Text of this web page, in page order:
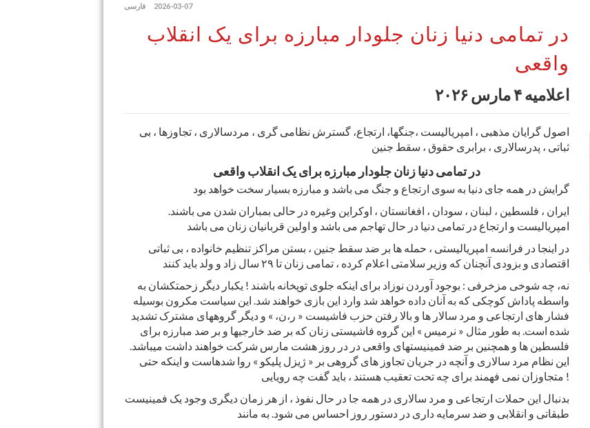
فارسی 2026-03-07
در تمامی دنیا زنان جلودار مبارزه برای یک انقلاب
واقعی
اعلامیه ۴ مارس ۲۰۲۶
اصول گرایان مذهبی ، امپریالیست ،جنگها، ارتجاع، گسترش نظامی گری ، مردسالاری ، تجاوزها ، بی
ثباتی ، پدرسالاری ، برابری حقوق ، سقط جنین
در تمامی دنیا زنان جلودار مبارزه برای یک انقلاب واقعی
گرایش در همه جای دنیا به سوی ارتجاع و جنگ می باشد و مبارزه بسیار سخت خواهد بود
ایران ، فلسطین ، لبنان ، سودان ، افغانستان ، اوکراین وغیره در حالی بمباران شدن می باشند.
امپریالیست و ارتجاع در تمامی دنیا در حال تهاجم می باشد و اولین قربانیان زنان می باشد
در اینجا در فرانسه امپریالیستی ، حمله ها بر ضد سقط جنین ، بستن مراکز تنظیم خانواده ، بی ثباتی
اقتصادی و بزودی آنچنان که وزیر سلامتی اعلام کرده ، تمامی زنان تا ۲۹ سال زاد و ولد باید کنند
نه، چه شوخی مزخرفی : بوجود آوردن نوزاد برای اینکه جلوی توپخانه باشند ! یکبار دیگر زحمتکشان به
واسطه پاداش کوچکی که به آنان داده خواهد شد وارد این بازی خواهند شد. این سیاست مکرون بوسیله
فشار های ارتجاعی و مرد سالار ها و بالا رفتن حزب فاشیست « ر،ن، » و دیگر گروههای مشترک تشدید
شده است. به طور مثال « نرمیس » این گروه فاشیستی زنان که بر ضد خارجیها و بر ضد مبارزه برای
فلسطین ها و همچنین بر ضد فمینیستهای واقعی در در روز هشت مارس شرکت خواهند داشت میباشد.
این نظام مرد سالاری و آنچه در جریان تجاوز های گروهی بر « ژیزل پلیکو » روا شدهاست و اینکه حتی
متجاوزان نمی فهمند برای چه تحت تعقیب هستند ، باید گفت چه رویایی !
بدنبال این حملات ارتجاعی و مرد سالاری در همه جا در حال نفوذ ، از هر زمان دیگری وجود یک فمینیست
طبقاتی و انقلابی و ضد سرمایه داری در دستور روز احساس می شود. به مانند